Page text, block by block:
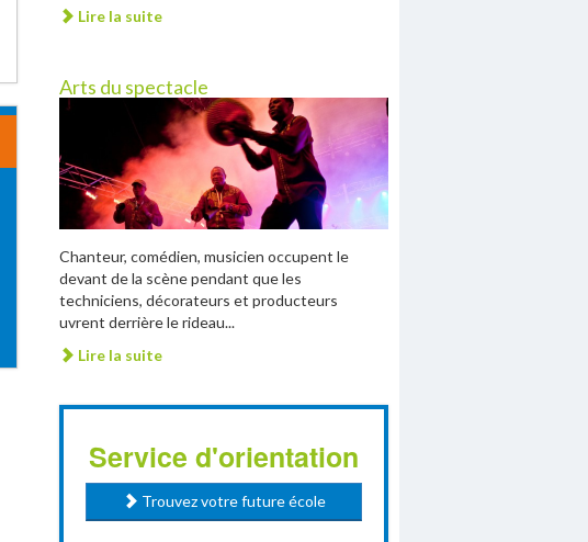
Lire la suite
Arts du spectacle
Chanteur, comédien, musicien occupent le
devant de la scène pendant que les
techniciens, décorateurs et producteurs
uvrent derrière le rideau...
Lire la suite
Service d'orientation
Trouvez votre future école